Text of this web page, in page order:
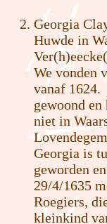
Georgia
Huwde in
We vonden
vanaf 1624.
gewoond en
niet in
Georgia is
geworden
29/4/1635
Roegiers,
kleinkind